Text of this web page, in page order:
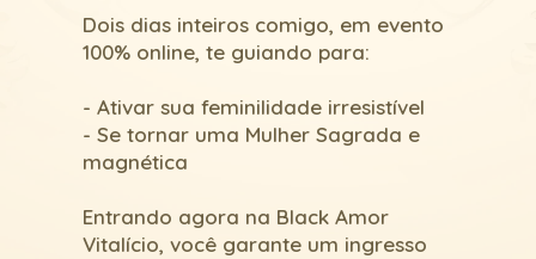
Dois dias inteiros comigo, em evento
100% online, te guiando para:
- Ativar sua feminilidade irresistível
- Se tornar uma Mulher Sagrada e
magnética
Entrando agora na Black Amor
Vitalício, você garante um ingresso